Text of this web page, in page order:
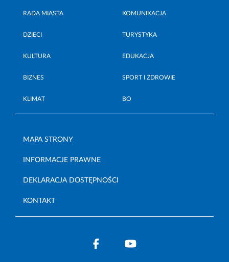
RADA MIASTA KOMUNIKACJA
DZIECI TURYSTYKA
KULTURA EDUKACJA
BIZNES SPORT I ZDROWIE
KLIMAT BO
MAPA STRONY
INFORMACJE PRAWNE
DEKLARACJA DOSTĘPNOŚCI
KONTAKT